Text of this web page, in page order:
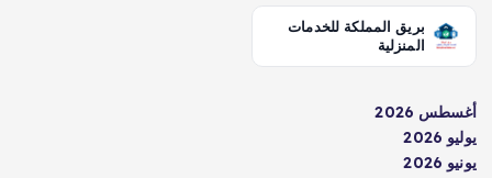
بريق المملكة للخدمات
المنزلية
أغسطس 2026
يوليو 2026
يونيو 2026